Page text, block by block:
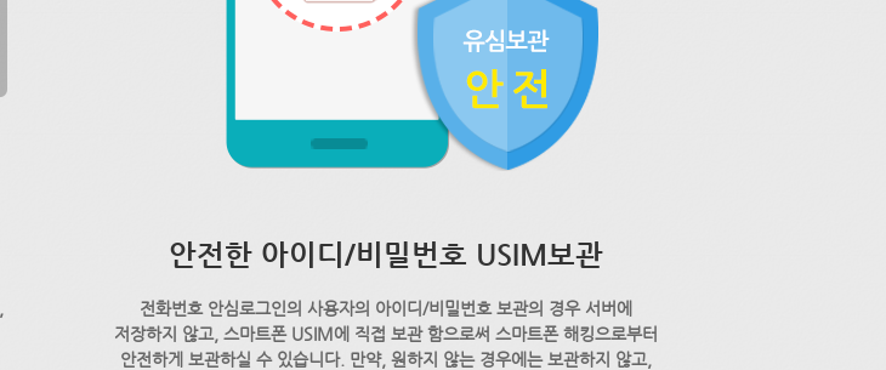
안전한 아이디/비밀번호 USIM보관
전화번호 안심로그인의 사용자의 아이디/비밀번호 보관의 경우 서버에
저장하지 않고, 스마트폰 USIM에 직접 보관 함으로써 스마트폰 해킹으로부터
안전하게 보관하실 수 있습니다. 만약, 원하지 않는 경우에는 보관하지 않고,